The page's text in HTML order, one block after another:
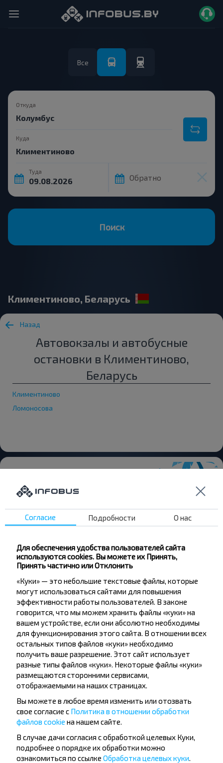
Все
Откуда
Куда
Туда
Обратно
Поиск
Климентиново, Беларусь
Назад
Автовокзалы и автобусные
остановки в Климентиново,
Беларусь
Климентиново
Ломоносова
Хотите
путешествовать
дешевле?
Не пропусти специальные акции, скидки и
другие интересные предложения INFOBUS.
Подпишись на получение новостей и
путешествуй с нами дешевле!
Подписаться
Популярные автобусные
направления
Согласие Подробности О нас
Для обеспечения удобства пользователей сайта
используются cookies. Вы можете их Принять,
Принять частично или Отклонить
«Куки» — это небольшие текстовые файлы, которые
могут использоваться сайтами для повышения
эффективности работы пользователей. В законе
говорится, что мы можем хранить файлы «куки» на
вашем устройстве, если они абсолютно необходимы
для функционирования этого сайта. В отношении всех
остальных типов файлов «куки» необходимо
получить ваше разрешение. Этот сайт использует
разные типы файлов «куки». Некоторые файлы «куки»
размещаются сторонними сервисами,
отображаемыми на наших страницах.
Вы можете в любое время изменить или отозвать
свое согласие с Политика в отношении обработки
файлов cookie на нашем сайте.
В случае дачи согласия с обработкой целевых Куки,
подробнее о порядке их обработки можно
ознакомиться по ссылке Обработка целевых куки